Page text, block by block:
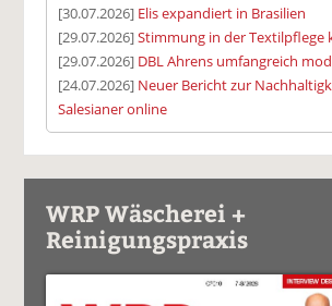
[30.07.2026] Elis expandiert in Brasilien
[29.07.2026]Stimmung in der Textilpflege
[29.07.2026] DBL Ahrens umfangreich
[24.07.2026] Neuer Bericht zur
Salesianer online
WRP Wäscherei +
Reinigungspraxis